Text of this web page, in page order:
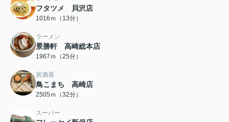
フタツメ 貝沢店
1016ｍ（13分）
ラーメン
景勝軒 高崎総本店
1967ｍ（25分）
居酒屋
鳥こまち 高崎店
2505ｍ（32分）
スーパー